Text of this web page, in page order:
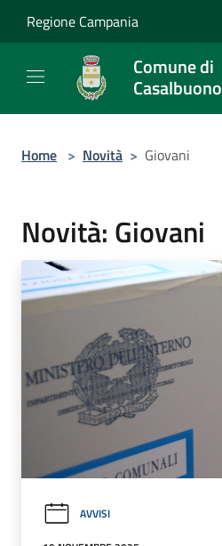
Regione Campania
Comune di
Casalbuono
Home > Novità > Giovani
Novità: Giovani
AVVISI